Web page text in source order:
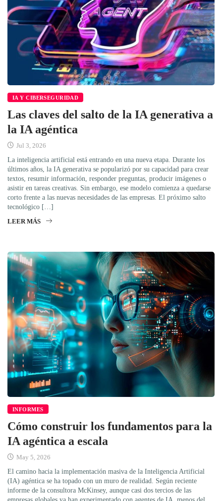
IA Y CIBERSEGURIDAD
Las claves del salto de la IA generativa a
la IA agéntica
Jul 3, 2026
La inteligencia artificial está entrando en una nueva etapa. Durante los
últimos años, la IA generativa se popularizó por su capacidad para crear
textos, resumir información, responder preguntas, producir imágenes o
asistir en tareas creativas. Sin embargo, ese modelo comienza a quedarse
corto frente a las nuevas necesidades de las empresas. El próximo salto
tecnológico […]
LEER MÁS
INFORMES
Cómo construir los fundamentos para la
IA agéntica a escala
May 5, 2026
El camino hacia la implementación masiva de la Inteligencia Artificial
(IA) agéntica se ha topado con un muro de realidad. Según reciente
informe de la consultora McKinsey, aunque casi dos tercios de las